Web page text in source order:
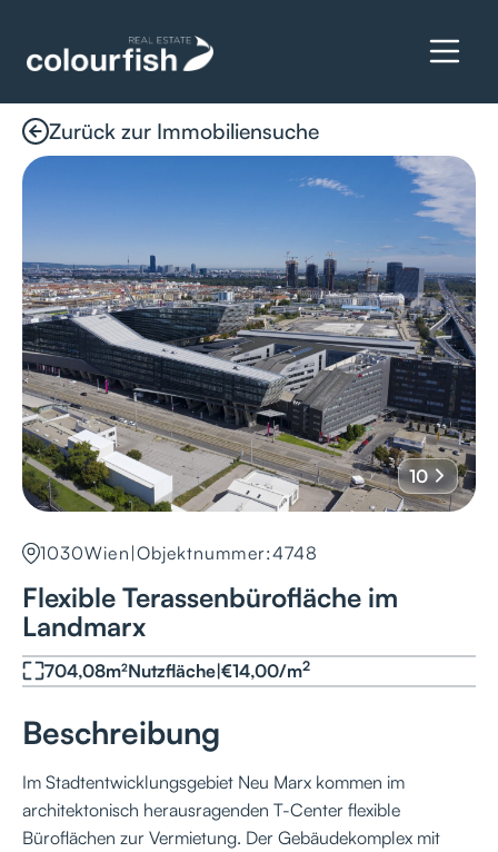
Zurück zur Immobiliensuche
10
1030Wien |Objektnummer:4748
Flexible Terassenbürofläche im
Landmarx
704,08m²Nutzfläche|€14,00/m2
Beschreibung
Im Stadtentwicklungsgebiet Neu Marx kommen im
architektonisch herausragenden T-Center flexible
Büroflächen zur Vermietung. Der Gebäudekomplex mit
Details anfragen